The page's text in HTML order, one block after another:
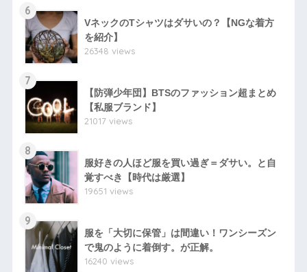
6
VネックのTシャツはダサいの？【NGな着方
を紹介】
26348 views
7
【防弾少年団】BTSのファッション超まとめ
【私服ブランド】
21017 views
8
服好きの人ほど服を買い過ぎ＝ダサい。と自
覚すべき【時代は厳選】
19651 views
9
服を「大切に保管」は間違い！ワンシーズン
で鬼のように着倒す。が正解。
16240 views